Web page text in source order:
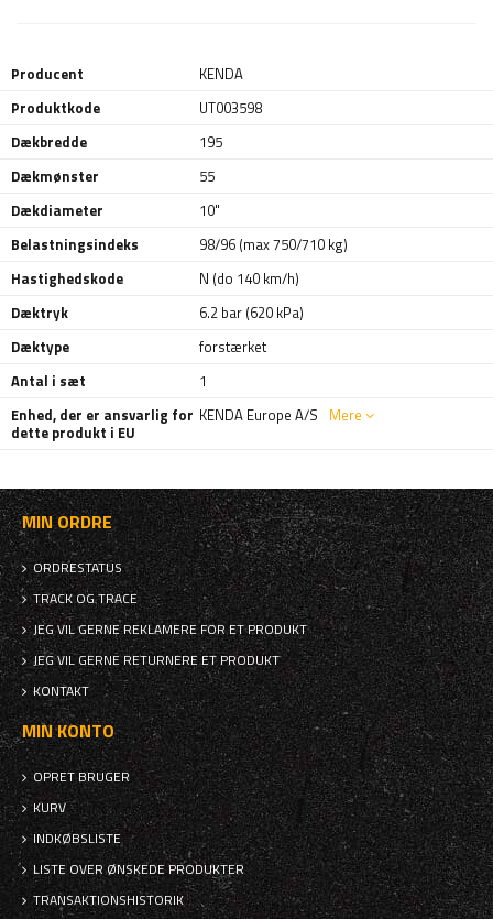
Producent
KENDA
Produktkode
UT003598
Dækbredde
195
Dækmønster
55
Dækdiameter
10"
Belastningsindeks
98/96 (max 750/710 kg)
Hastighedskode
N (do 140 km/h)
Dæktryk
6.2 bar (620 kPa)
Dæktype
forstærket
Antal i sæt
1
Enhed, der er ansvarlig for
dette produkt i EU
KENDA Europe A/S Mere
MIN ORDRE
ORDRESTATUS
TRACK OG TRACE
JEG VIL GERNE REKLAMERE FOR ET PRODUKT
JEG VIL GERNE RETURNERE ET PRODUKT
KONTAKT
MIN KONTO
OPRET BRUGER
KURV
INDKØBSLISTE
LISTE OVER ØNSKEDE PRODUKTER
TRANSAKTIONSHISTORIK